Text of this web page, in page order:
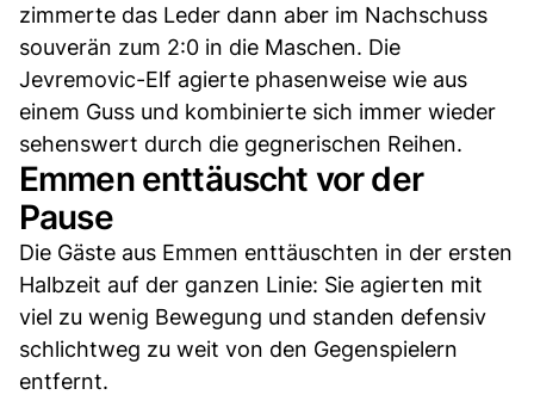
zimmerte das Leder dann aber im Nachschuss
souverän zum 2:0 in die Maschen. Die
Jevremovic-Elf agierte phasenweise wie aus
einem Guss und kombinierte sich immer wieder
sehenswert durch die gegnerischen Reihen.
Emmen enttäuscht vor der
Pause
Die Gäste aus Emmen enttäuschten in der ersten
Halbzeit auf der ganzen Linie: Sie agierten mit
viel zu wenig Bewegung und standen defensiv
schlichtweg zu weit von den Gegenspielern
entfernt.